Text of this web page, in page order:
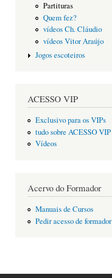
Partituras
Quem fez?
vídeos Ch. Cláudio
vídeos Vitor Araújo
Jogos escoteiros
ACESSO VIP
Exclusivo para os VIPs
tudo sobre ACESSO VIP
Vídeos
Acervo do Formador
Manuais de Cursos
Pedir acesso de formador